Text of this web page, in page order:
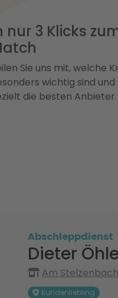
nur 3 Klicks
Sie uns mit, welche
wichtig sind
die besten Anbieter.
Abschleppdienst
Dieter
Am
Kundenliebling